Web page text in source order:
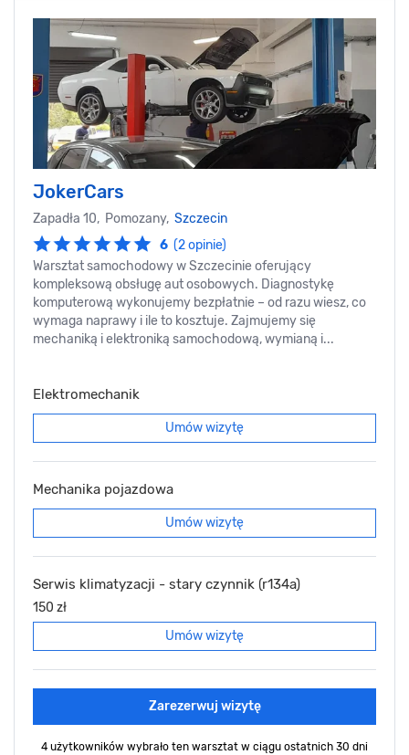
JokerCars
Zapadła 10, Pomozany, Szczecin
6 (2 opinie)
Warsztat samochodowy w Szczecinie oferujący
kompleksową obsługę aut osobowych. Diagnostykę
komputerową wykonujemy bezpłatnie – od razu wiesz, co
wymaga naprawy i ile to kosztuje. Zajmujemy się
mechaniką i elektroniką samochodową, wymianą i...
Elektromechanik
Umów wizytę
Mechanika pojazdowa
Umów wizytę
Serwis klimatyzacji - stary czynnik (r134a)
150 zł
Umów wizytę
Zarezerwuj wizytę
4 użytkowników wybrało ten warsztat w ciągu ostatnich 30 dni